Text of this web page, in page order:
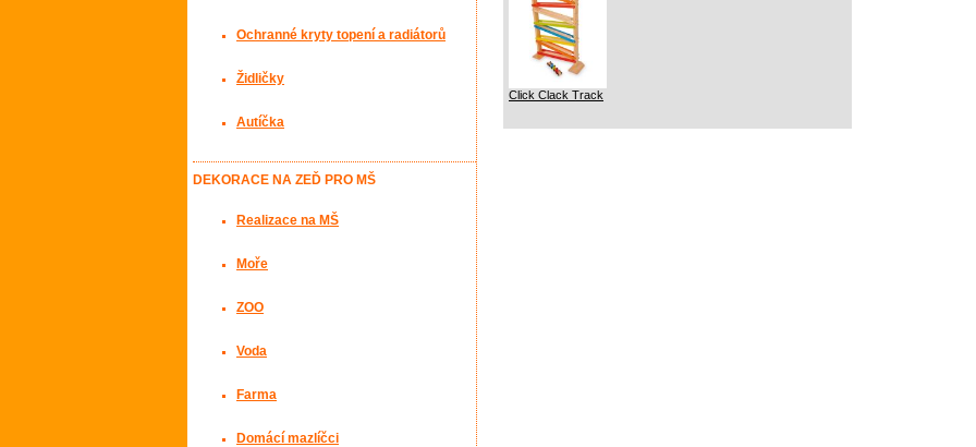
Click Clack Track
Ochranné kryty topení a radiátorů
Židličky
Autíčka
DEKORACE NA ZEĎ PRO MŠ
Realizace na MŠ
Moře
ZOO
Voda
Farma
Domácí mazlíčci